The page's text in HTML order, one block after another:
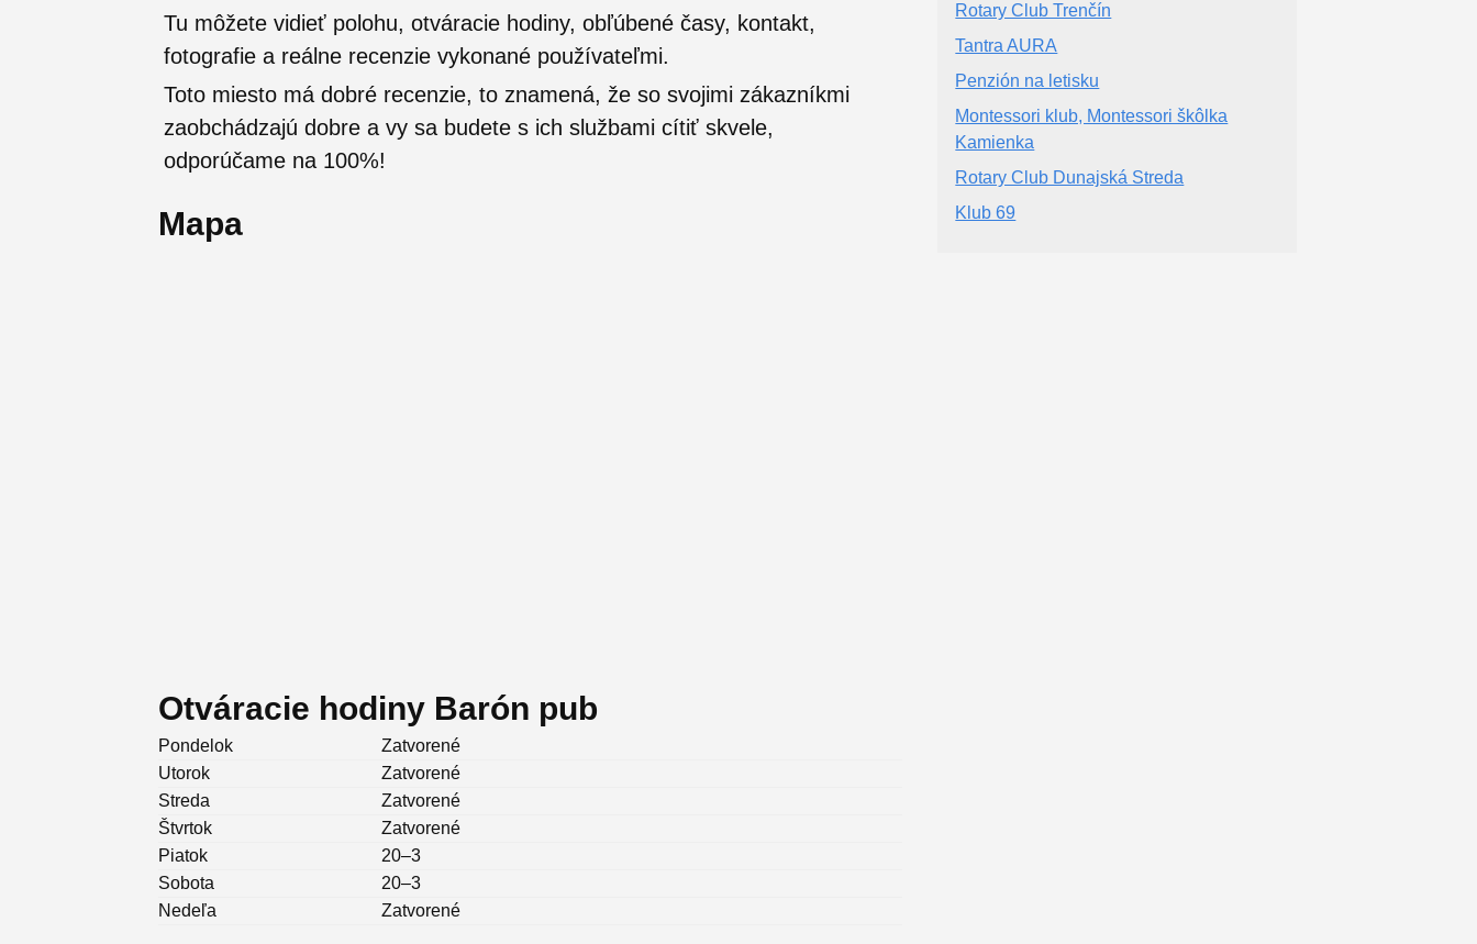
Tu môžete vidieť polohu, otváracie hodiny, obľúbené časy, kontakt,
fotografie a reálne recenzie vykonané používateľmi.
Toto miesto má dobré recenzie, to znamená, že so svojimi zákazníkmi
zaobchádzajú dobre a vy sa budete s ich službami cítiť skvele,
odporúčame na 100%!
Mapa
Otváracie hodiny Barón pub
Pondelok
Zatvorené
Utorok
Zatvorené
Streda
Zatvorené
Štvrtok
Zatvorené
Piatok
20–3
Sobota
20–3
Nedeľa
Zatvorené
Rotary Club Trenčín
Tantra AURA
Penzión na letisku
Montessori klub, Montessori škôlka
Kamienka
Rotary Club Dunajská Streda
Klub 69